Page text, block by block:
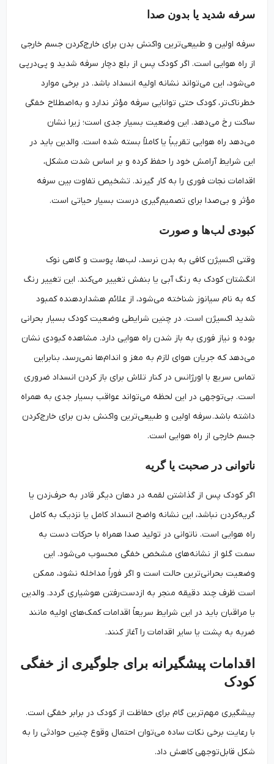
سرفه شدید یا بدون صدا
سرفه اولین و طبیعی‌ترین واکنش بدن برای خارج‌کردن جسم خارجی
از راه هوایی است. اگر کودک پس از بلع دچار سرفه شدید و پی‌درپی
می‌شود، این می‌تواند نشانه اولیه انسداد باشد. در برخی موارد
خطرناک‌تر، کودک حتی توانایی سرفه مؤثر ندارد و به‌اصطلاح خفگی
ساکت رخ می‌دهد. این وضعیت بسیار جدی است؛ زیرا نشان
می‌دهد راه هوایی تقریباً یا کاملاً بسته شده است. والدین باید در
این شرایط آرامش خود را حفظ کرده و بر اساس شدت مشکل،
اقدامات نجات فوری را به کار گیرند. تشخیص تفاوت بین سرفه
مؤثر و بی‌صدا برای تصمیم‌گیری درست بسیار حیاتی است.
کبودی لب‌ها و صورت
وقتی اکسیژن کافی به بدن نرسد، لب‌ها، پوست و گاهی نوک
انگشتان کودک به رنگ آبی یا بنفش تغییر می‌کند. این تغییر رنگ
که به نام سیانوز شناخته می‌شود، از علائم هشداردهنده کمبود
شدید اکسیژن است. در چنین شرایطی وضعیت کودک بسیار بحرانی
بوده و نیاز فوری به باز شدن راه هوایی دارد. مشاهده کبودی نشان
می‌دهد که جریان هوای لازم به مغز و اندام‌ها نمی‌رسد، بنابراین
تماس سریع با اورژانس در کنار تلاش برای باز کردن انسداد ضروری
است. بی‌توجهی در این لحظه می‌تواند عواقب بسیار جدی به همراه
داشته باشد. سرفه اولین و طبیعی‌ترین واکنش بدن برای خارج‌کردن
جسم خارجی از راه هوایی است.
ناتوانی در صحبت یا گریه
اگر کودک پس از گذاشتن لقمه در دهان دیگر قادر به حرف‌زدن یا
گریه‌کردن نباشد، این نشانه واضح انسداد کامل یا نزدیک به کامل
راه هوایی است. ناتوانی در تولید صدا همراه با حرکات دست به
سمت گلو از نشانه‌های مشخص خفگی محسوب می‌شود. این
وضعیت بحرانی‌ترین حالت است و اگر فوراً مداخله نشود، ممکن
است ظرف چند دقیقه منجر به ازدست‌رفتن هوشیاری گردد. والدین
یا مراقبان باید در این شرایط سریعاً اقدامات کمک‌های اولیه مانند
ضربه به پشت یا سایر اقدامات را آغاز کنند.
اقدامات پیشگیرانه برای جلوگیری از خفگی
کودک
پیشگیری مهم‌ترین گام برای حفاظت از کودک در برابر خفگی است.
با رعایت برخی نکات ساده می‌توان احتمال وقوع چنین حوادثی را به
شکل قابل‌توجهی کاهش داد.